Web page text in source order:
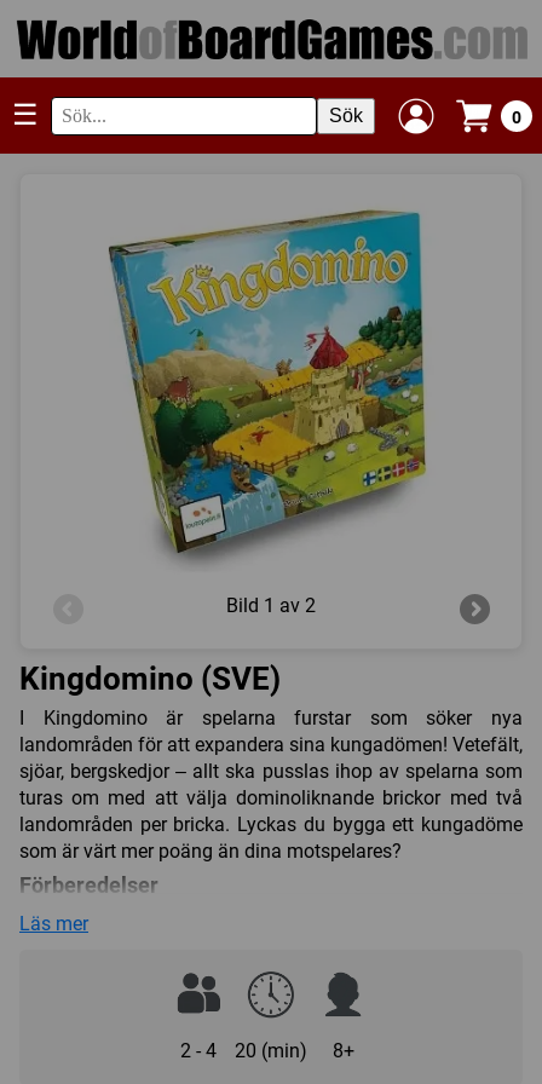
☰ Sök 0
Bild 1 av 2
Kingdomino (SVE)
I Kingdomino är spelarna furstar som söker nya
landområden för att expandera sina kungadömen! Vetefält,
sjöar, bergskedjor – allt ska pusslas ihop av spelarna som
turas om med att välja dominoliknande brickor med två
landområden per bricka. Lyckas du bygga ett kungadöme
som är värt mer poäng än dina motspelares?
Förberedelser
Alla dominobrickor blandas med sin siffersida uppåt och
endast 2 eller 3 spelare avlägsnas ett visst antal brickor
från högen. Därefter drar man endera tre eller fyra brickor
varandra med siffersidan uppåt, sorterade i sifferordning,
Läs mer
2 - 4 20 (min) 8+